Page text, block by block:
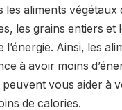
les aliments végétaux
les grains entiers et
Ainsi, les
à avoir moins
peuvent vous aider à
de calories.